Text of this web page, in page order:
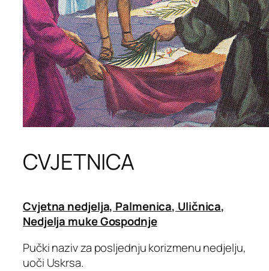
CVJETNICA
Cvjetna nedjelja, Palmenica, Uličnica,
Nedjelja muke Gospodnje
Pučki naziv za posljednju korizmenu nedjelju,
uoči Uskrsa.